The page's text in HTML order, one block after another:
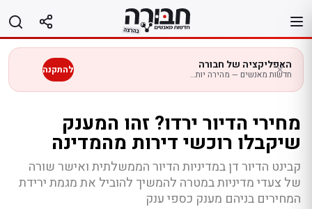
לתוכן
האפליקציה של חבורה
חדשות מאנשים — מהירה יותר בנייד להתקנה
מחירי הדיור ירדו? זהו המענק
שיקבלו רוכשי דירות מהמדינה
קבינט הדיור דן במדיניות הדיור הממשלתית ואישר שורה
של צעדי מדיניות במטרה להמשיך להוביל את מגמת ירידת
המחירים בניהם מענק כספי ענק